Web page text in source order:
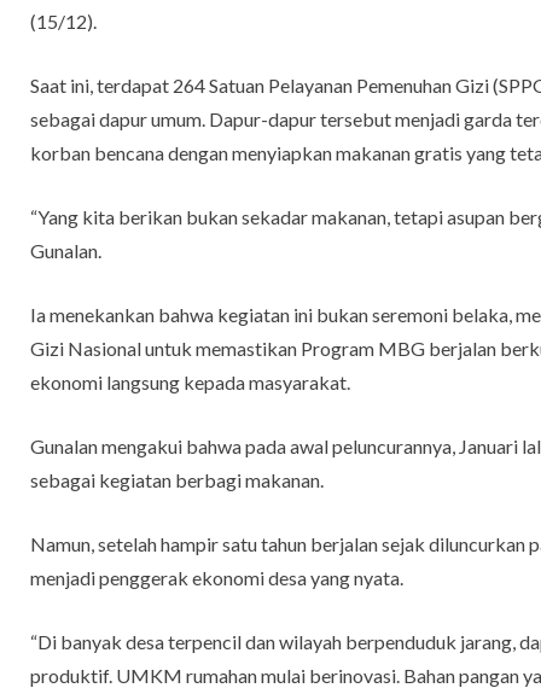
(15/12).
Saat ini, terdapat 264 Satuan Pelayanan Pemenuhan Gizi
sebagai dapur umum. Dapur-dapur tersebut menjadi garda
korban bencana dengan menyiapkan makanan gratis yang
“Yang kita berikan bukan sekadar makanan, tetapi asupan
Gunalan.
Ia menekankan bahwa kegiatan ini bukan seremoni belaka,
Gizi Nasional untuk memastikan Program MBG berjalan
ekonomi langsung kepada masyarakat.
Gunalan mengakui bahwa pada awal peluncurannya, Januari
sebagai kegiatan berbagi makanan.
Namun, setelah hampir satu tahun berjalan sejak diluncurkan
menjadi penggerak ekonomi desa yang nyata.
“Di banyak desa terpencil dan wilayah berpenduduk jarang,
produktif. UMKM rumahan mulai berinovasi. Bahan pangan